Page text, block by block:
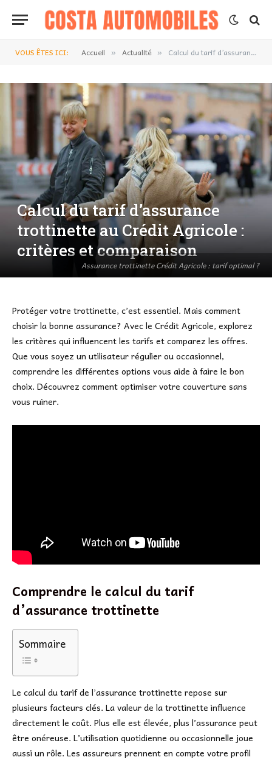
VOUS ÊTES ICI: Accueil » Actualité » Calcul du tarif d’assurance trottinette au Crédit Agricole : critères et comparaison
Assurance trottinette Crédit Agricole : tarif optimal ?
Calcul du tarif d’assurance
trottinette au Crédit Agricole :
critères et comparaison
Protéger votre trottinette, c’est essentiel. Mais comment
choisir la bonne assurance? Avec le Crédit Agricole, explorez
les critères qui influencent les tarifs et comparez les offres.
Que vous soyez un utilisateur régulier ou occasionnel,
comprendre les différentes options vous aide à faire le bon
choix. Découvrez comment optimiser votre couverture sans
vous ruiner.
Comprendre le calcul du tarif
d’assurance trottinette
Sommaire
Le calcul du tarif de l’assurance trottinette repose sur
plusieurs facteurs clés. La valeur de la trottinette influence
directement le coût. Plus elle est élevée, plus l’assurance peut
être onéreuse. L’utilisation quotidienne ou occasionnelle joue
aussi un rôle. Les assureurs prennent en compte votre profil